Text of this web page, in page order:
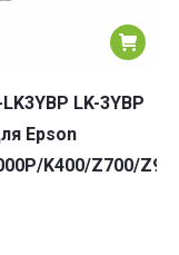
LK-3YBP
Epson
K400/Z700/